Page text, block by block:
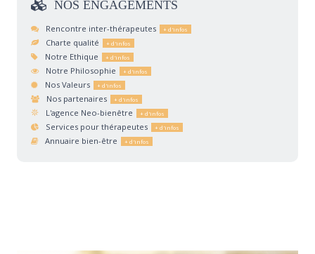
NOS ENGAGEMENTS
Rencontre inter-thérapeutes
Charte qualité
Notre Ethique
Notre Philosophie
Nos Valeurs
Nos partenaires
L'agence Neo-bienêtre
Services pour thérapeutes
Annuaire bien-être